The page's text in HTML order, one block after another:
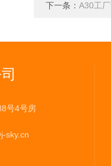
下一条： A30工
号4号房
sky.cn